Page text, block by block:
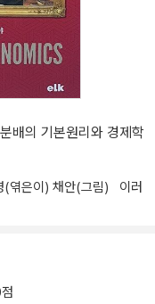
배의 기본원리와 경제학
(엮은이) 채안(그림)
이러